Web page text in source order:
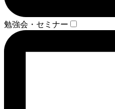
勉強会・セミナー